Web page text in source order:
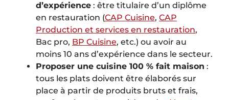
d’expérience : être titulaire d’un diplôme
en restauration (CAP Cuisine, CAP
Production et services en restauration,
Bac pro, BP Cuisine, etc.) ou avoir au
moins 10 ans d’expérience dans le secteur.
Proposer une cuisine 100 % fait maison :
tous les plats doivent être élaborés sur
place à partir de produits bruts et frais,